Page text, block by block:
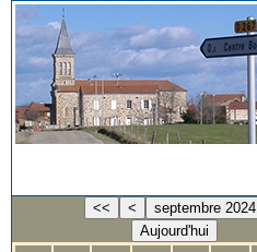
<< <
septembre 2024
Aujourd'hui